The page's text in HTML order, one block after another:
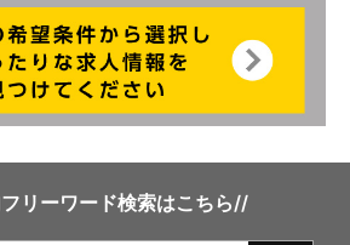
リーワード検索はこちら//